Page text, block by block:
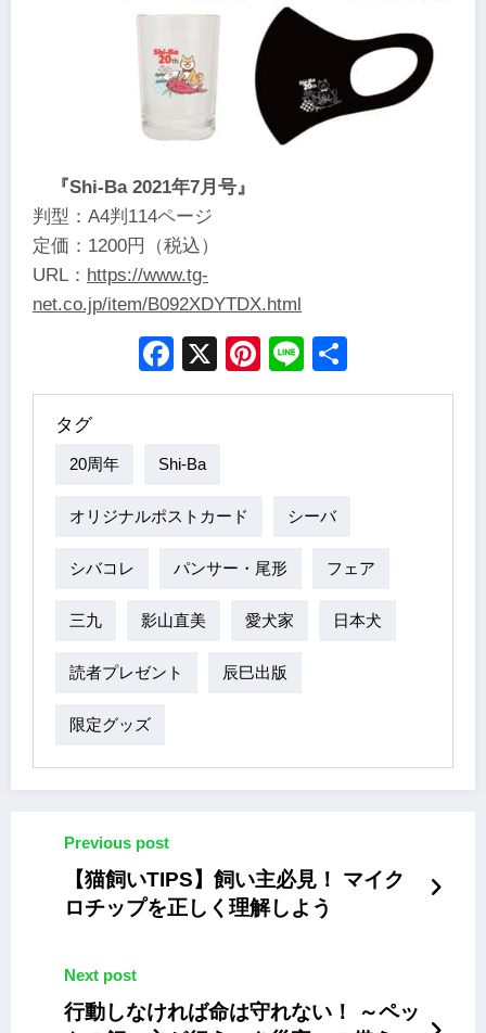
『Shi-Ba 2021年7月号』
判型：​A4判114ページ
定価：​1200円（税込）
URL： https://www.tg-
net.co.jp/item/B092XDYTDX.html
Facebook
X Pinterest
Line
タグ
20周年 Shi-Ba
オリジナルポストカード シーバ
シバコレ パンサー・尾形 フェア
三九 影山直美 愛犬家 日本犬
読者プレゼント 辰巳出版
限定グッズ
Previous post
【猫飼いTIPS】飼い主必見！ マイク
ロチップを正しく理解しよう
Next post
行動しなければ命は守れない！ ～ペッ